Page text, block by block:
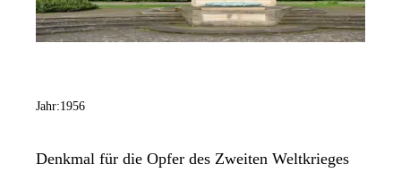
Jahr:1956
Denkmal für die Opfer des Zweiten Weltkrieges